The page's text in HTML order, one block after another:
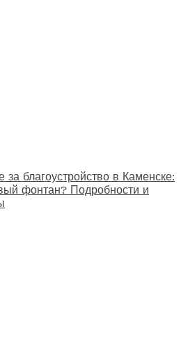
за благоустройство в Каменске:
фонтан? Подробности и